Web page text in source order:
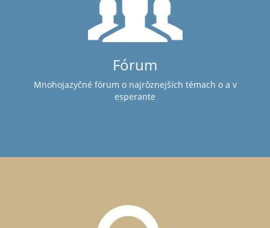
Fórum
Mnohojazyčné fórum o najrôznejších témach o a v
esperante